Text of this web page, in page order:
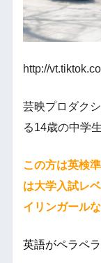
http://
芸映プロダク
る14歳の中学
この方は英検
は大学入試レ
イリンガールな
英語がペラペ